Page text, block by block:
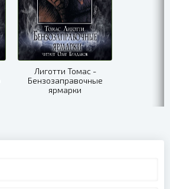
Лиготти Томас -
Бензозаправочные
ярмарки